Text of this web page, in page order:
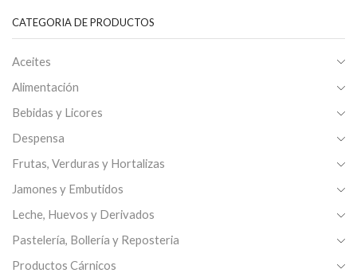
CATEGORIA DE PRODUCTOS
Aceites
Alimentación
Bebidas y Licores
Despensa
Frutas, Verduras y Hortalizas
Jamones y Embutidos
Leche, Huevos y Derivados
Pastelería, Bollería y Reposteria
Productos Cárnicos